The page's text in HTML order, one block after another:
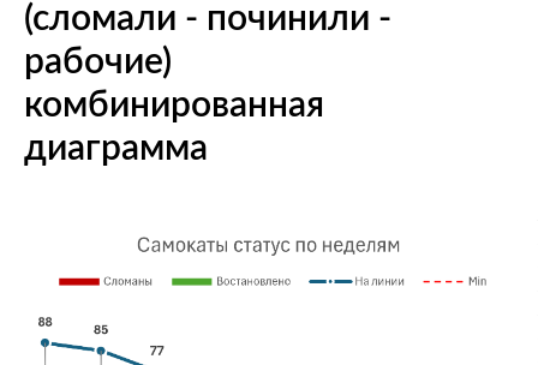
(сломали - починили -
рабочие)
комбинированная
диаграмма